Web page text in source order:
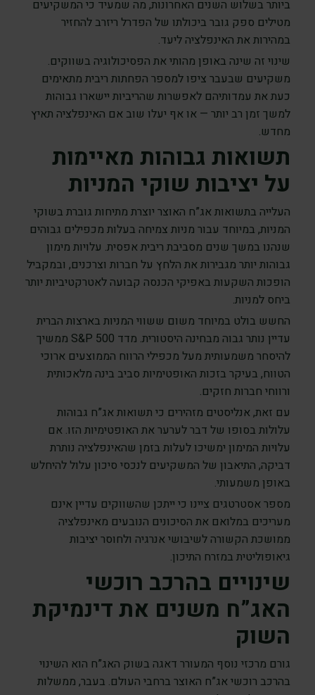
ביותר בשלוש השנים האחרונות, מה שמעיד כי המשקיעים
מטילים ספק גובר ביכולתו של הפדרל ריזרב להחזיר
במהירות את האינפלציה ליעד.
שינוי זה שינה באופן מהותי את הפסיכולוגיה בשווקים.
משקיעים שבעבר ציפו למספר הפחתות ריבית מתאימים
כעת את עמדותיהם לאפשרות שהריביות יישארו גבוהות
למשך זמן רב יותר — או אף יעלו שוב אם האינפלציה תאיץ
מחדש.
תשואות גבוהות מאיימות
על יציבות שוקי המניות
העלייה בתשואות אג”ח האוצר יוצרת מתיחות גוברת בשוקי
המניות, במיוחד עבור מניות צמיחה בעלות מכפילים גבוהים
שנהנו במשך שנים מסביבת ריבית אפסית. עלויות מימון
גבוהות יותר מגבירות את הלחץ על חברות וצרכנים, ובמקביל
הופכות השקעות באפיקי הכנסה קבועה לאטרקטיביות יותר
ביחס למניות.
החשש בולט במיוחד משום ששווי המניות בארצות הברית
עדיין נותר גבוה מבחינה היסטורית. מדד S&P 500 ממשיך
להיסחר משמעותית מעל מכפילי הרווח הממוצעים ארוכי
הטווח, בעיקר בזכות האופטימיות סביב בינה מלאכותית
ורווחי חברות חזקים.
עם זאת, אנליסטים מזהירים כי תשואות אג”ח גבוהות
עלולות בסופו של דבר לערער את האופטימיות הזו. אם
עלויות המימון ימשיכו לעלות בזמן שהאינפלציה נותרת
דביקה, התיאבון של המשקיעים לנכסי סיכון עלול להיחלש
באופן משמעותי.
מספר אסטרטגים ציינו כי ייתכן שהשווקים עדיין אינם
מעריכים במלואם את הסיכונים הנובעים מאינפלציה
ממושכת הקשורה לשיבושי אנרגיה ולחוסר יציבות
גיאופוליטית במזרח התיכון.
שינויים בהרכב רוכשי
האג”ח משנים את דינמיקת
השוק
גורם מרכזי נוסף המעורר דאגה בשוק האג”ח הוא השינוי
בהרכב רוכשי אג”ח האוצר ברחבי העולם. בעבר, ממשלות